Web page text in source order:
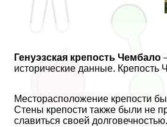
Генуэзская крепость Чембало
исторические данные. Крепость
Месторасположение крепости
Стены крепости также были не
славиться своей долговечностью.